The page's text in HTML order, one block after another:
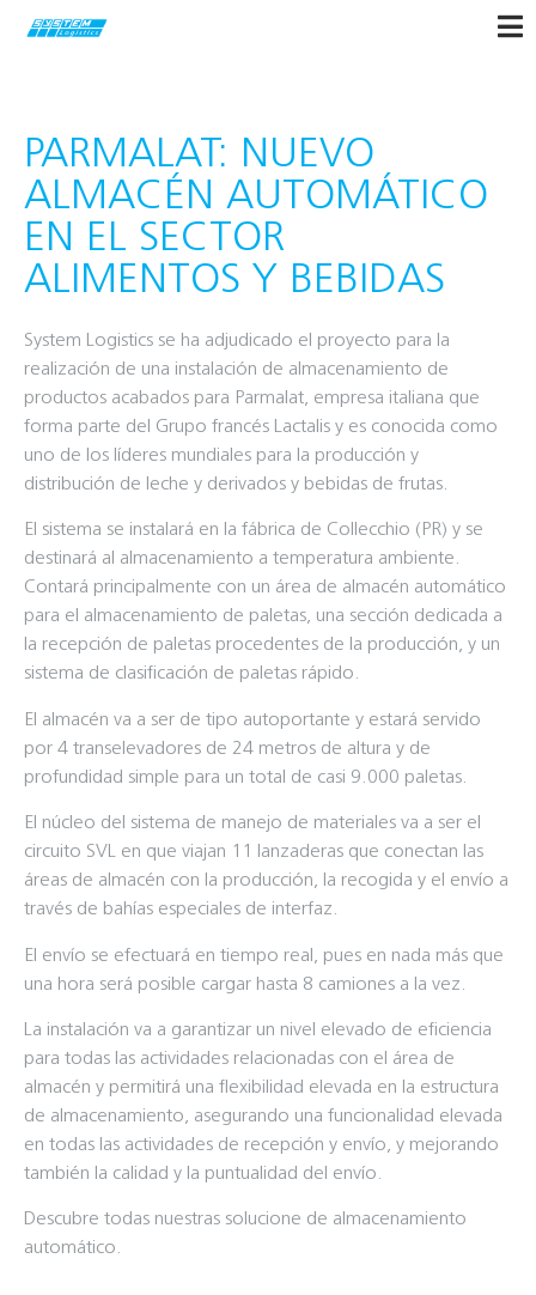
PARMALAT: NUEVO
ALMACÉN AUTOMÁTICO
EN EL SECTOR
ALIMENTOS Y BEBIDAS
System Logistics se ha adjudicado el proyecto para la
realización de una instalación de almacenamiento de
productos acabados para Parmalat, empresa italiana que
forma parte del Grupo francés Lactalis y es conocida como
uno de los líderes mundiales para la producción y
distribución de leche y derivados y bebidas de frutas.
El sistema se instalará en la fábrica de Collecchio (PR) y se
destinará al almacenamiento a temperatura ambiente.
Contará principalmente con un área de almacén automático
para el almacenamiento de paletas, una sección dedicada a
la recepción de paletas procedentes de la producción, y un
sistema de clasificación de paletas rápido.
El almacén va a ser de tipo autoportante y estará servido
por 4 transelevadores de 24 metros de altura y de
profundidad simple para un total de casi 9.000 paletas.
El núcleo del sistema de manejo de materiales va a ser el
circuito SVL en que viajan 11 lanzaderas que conectan las
áreas de almacén con la producción, la recogida y el envío a
través de bahías especiales de interfaz.
El envío se efectuará en tiempo real, pues en nada más que
una hora será posible cargar hasta 8 camiones a la vez.
La instalación va a garantizar un nivel elevado de eficiencia
para todas las actividades relacionadas con el área de
almacén y permitirá una flexibilidad elevada en la estructura
de almacenamiento, asegurando una funcionalidad elevada
en todas las actividades de recepción y envío, y mejorando
también la calidad y la puntualidad del envío.
Descubre todas nuestras solucione de almacenamiento
automático.